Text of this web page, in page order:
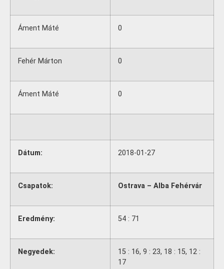
Áment Máté 0
Fehér Márton 0
Áment Máté 0
Dátum: 2018-01-27
Csapatok: Ostrava – Alba Fehérvár
Eredmény: 54 : 71
Negyedek:
15 : 16, 9 : 23, 18 : 15, 12 :
17